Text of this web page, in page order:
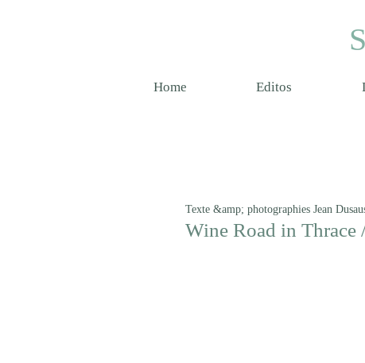
Home Editos
Wine Road in Thrace
Texte &amp; photographies Jean